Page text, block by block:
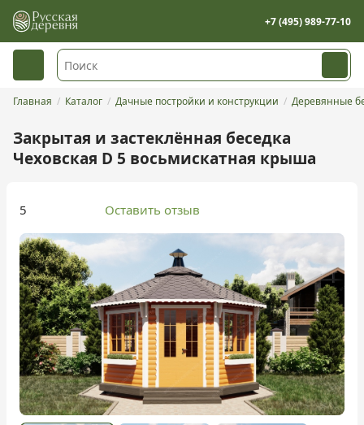
+7 (495) 989-77-10
Главная Каталог Дачные постройки и конструкции Деревянные
Закрытая и застеклённая беседка
Чеховская D 5 восьмискатная крыша
5 Оставить отзыв